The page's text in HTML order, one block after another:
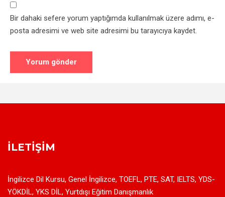
Bir dahaki sefere yorum yaptığımda kullanılmak üzere adımı, e-
posta adresimi ve web site adresimi bu tarayıcıya kaydet.
İLETIŞIM
İngilizce Dil Kursu, Genel İngilizce, TOEFL, PTE, SAT, IELTS, YDS-
YÖKDİL, YKS DİL, Yurtdışı Eğitim Danışmanlık